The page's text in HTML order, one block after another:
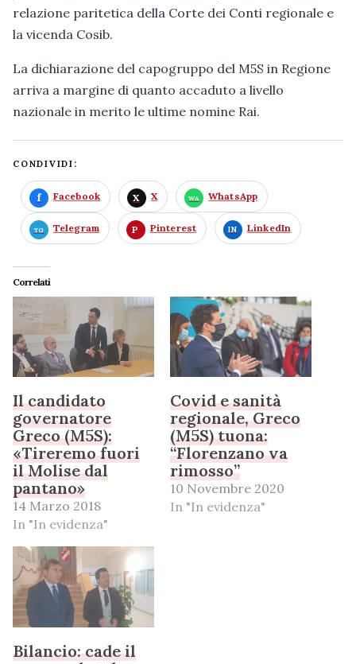
relazione paritetica della Corte dei Conti regionale e
la vicenda Cosib.
La dichiarazione del capogruppo del M5S in Regione
arriva a margine di quanto accaduto a livello
nazionale in merito le ultime nomine Rai.
CONDIVIDI:
Facebook X WhatsApp
Telegram Pinterest LinkedIn
Correlati
Il candidato
governatore
Greco (M5S):
«Tireremo fuori
il Molise dal
pantano»
14 Marzo 2018
In "In evidenza"
Covid e sanità
regionale, Greco
(M5S) tuona:
“Florenzano va
rimosso”
10 Novembre 2020
In "In evidenza"
Bilancio: cade il